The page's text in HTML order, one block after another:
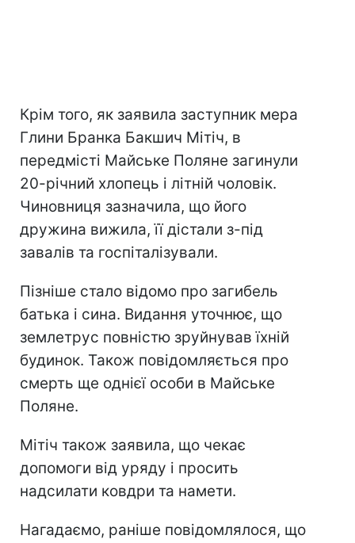
Крім того, як заявила заступник мера
Глини Бранка Бакшич Мітіч, в
передмісті Майське Поляне загинули
20-річний хлопець і літній чоловік.
Чиновниця зазначила, що його
дружина вижила, її дістали з-під
завалів та госпіталізували.
Пізніше стало відомо про загибель
батька і сина. Видання уточнює, що
землетрус повністю зруйнував їхній
будинок. Також повідомляється про
смерть ще однієї особи в Майське
Поляне.
Мітіч також заявила, що чекає
допомоги від уряду і просить
надсилати ковдри та намети.
Нагадаємо, раніше повідомлялося, що